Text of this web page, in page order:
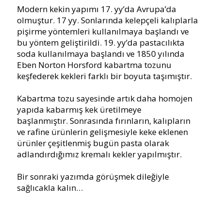
Modern kekin yapımı 17. yy’da Avrupa’da
olmuştur. 17 yy. Sonlarında kelepçeli kalıplarla
pişirme yöntemleri kullanılmaya başlandı ve
bu yöntem geliştirildi. 19. yy’da pastacılıkta
soda kullanılmaya başlandı ve 1850 yılında
Eben Norton Horsford kabartma tozunu
keşfederek kekleri farklı bir boyuta taşımıştır.
Kabartma tozu sayesinde artık daha homojen
yapıda kabarmış kek üretilmeye
başlanmıştır. Sonrasında fırınların, kalıpların
ve rafine ürünlerin gelişmesiyle keke eklenen
ürünler çeşitlenmiş bugün pasta olarak
adlandırdığımız kremalı kekler yapılmıştır.
Bir sonraki yazımda görüşmek dileğiyle
sağlıcakla kalın…